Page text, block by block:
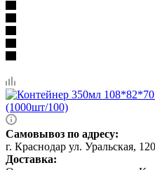
Самовывоз по адресу:
г. Краснодар ул. Уральская, 120
Доставка: